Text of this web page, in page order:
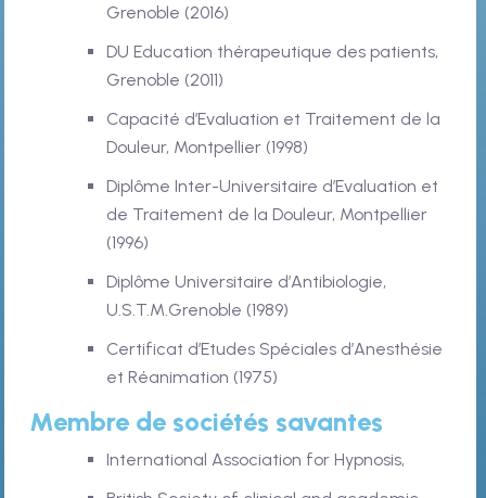
Grenoble (2016)
DU Education thérapeutique des patients,
Grenoble (2011)
Capacité d’Evaluation et Traitement de la
Douleur, Montpellier (1998)
Diplôme Inter-Universitaire d’Evaluation et
de Traitement de la Douleur, Montpellier
(1996)
Diplôme Universitaire d’Antibiologie,
U.S.T.M.Grenoble (1989)
Certificat d’Etudes Spéciales d’Anesthésie
et Réanimation (1975)
Membre de sociétés savantes
International Association for Hypnosis,